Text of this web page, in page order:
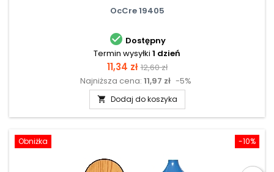
OcCre 19405
 Dostępny
Termin wysyłki 1 dzień
Cena
11,34 zł Cena
podstawowa
12,60 zł
Najniższa cena: 11,97 zł -5%
 Dodaj do koszyka
-10%
Obniżka